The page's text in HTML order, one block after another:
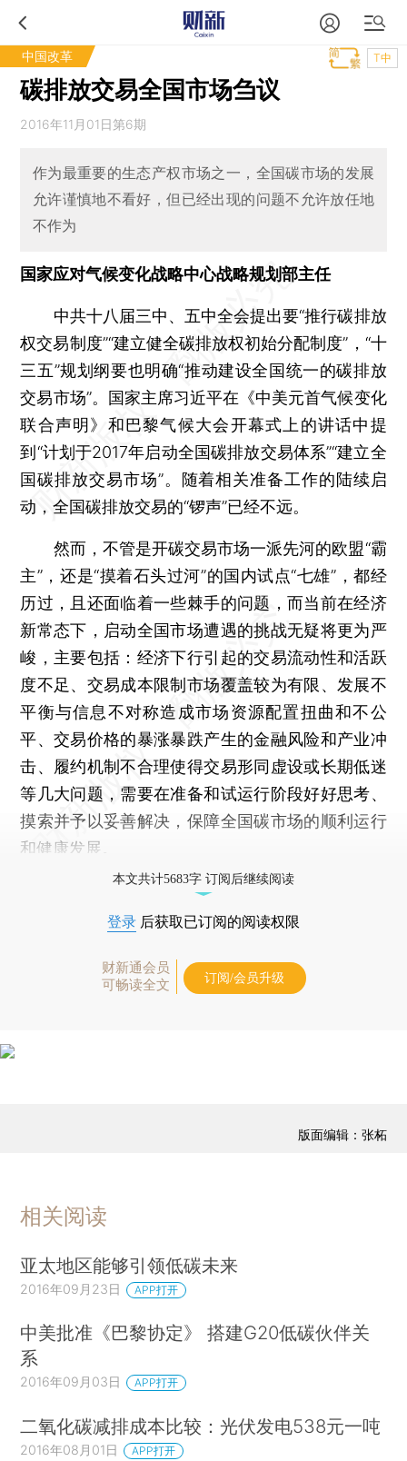
中国改革 T中
碳排放交易全国市场刍议
2016年11月01日第6期
作为最重要的生态产权市场之一，全国碳市场的发展
允许谨慎地不看好，但已经出现的问题不允许放任地
不作为
国家应对气候变化战略中心战略规划部主任
中共十八届三中、五中全会提出要“推行碳排放
权交易制度”“建立健全碳排放权初始分配制度”，“十
三五”规划纲要也明确“推动建设全国统一的碳排放
交易市场”。国家主席习近平在《中美元首气候变化
联合声明》和巴黎气候大会开幕式上的讲话中提
到“计划于2017年启动全国碳排放交易体系”“建立全
国碳排放交易市场”。随着相关准备工作的陆续启
动，全国碳排放交易的“锣声”已经不远。
然而，不管是开碳交易市场一派先河的欧盟“霸
主”，还是“摸着石头过河”的国内试点“七雄”，都经
历过，且还面临着一些棘手的问题，而当前在经济
新常态下，启动全国市场遭遇的挑战无疑将更为严
峻，主要包括：经济下行引起的交易流动性和活跃
度不足、交易成本限制市场覆盖较为有限、发展不
平衡与信息不对称造成市场资源配置扭曲和不公
平、交易价格的暴涨暴跌产生的金融风险和产业冲
击、履约机制不合理使得交易形同虚设或长期低迷
等几大问题，需要在准备和试运行阶段好好思考、
摸索并予以妥善解决，保障全国碳市场的顺利运行
和健康发展。
本文共计5683字 订阅后继续阅读
登录 后获取已订阅的阅读权限
财新通会员
可畅读全文
订阅/会员升级
版面编辑：张柘
相关阅读
亚太地区能够引领低碳未来
2016年09月23日 APP打开
中美批准《巴黎协定》 搭建G20低碳伙伴关
系
2016年09月03日 APP打开
二氧化碳减排成本比较：光伏发电538元一吨
2016年08月01日 APP打开